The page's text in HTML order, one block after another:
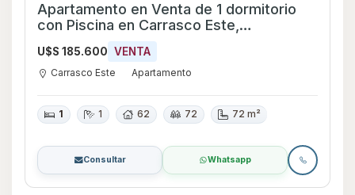
Apartamento en Venta de 1 dormitorio
con Piscina en Carrasco Este,
Montevideo
U$S 185.600 VENTA
Carrasco Este Apartamento
1 1 62 72 72 m²
Consultar Whatsapp